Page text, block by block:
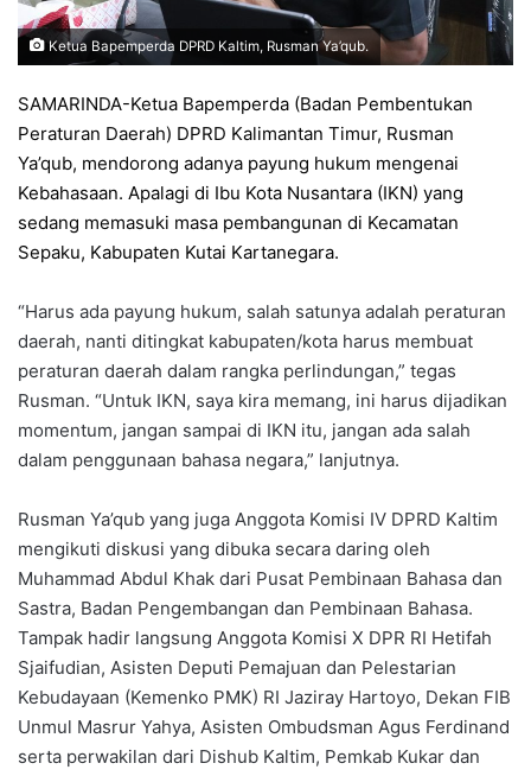
Ketua Bapemperda DPRD Kaltim, Rusman Ya’qub.
SAMARINDA-Ketua Bapemperda (Badan Pembentukan
Peraturan Daerah) DPRD Kalimantan Timur, Rusman
Ya’qub, mendorong adanya payung hukum mengenai
Kebahasaan. Apalagi di Ibu Kota Nusantara (IKN) yang
sedang memasuki masa pembangunan di Kecamatan
Sepaku, Kabupaten Kutai Kartanegara.
“Harus ada payung hukum, salah satunya adalah peraturan
daerah, nanti ditingkat kabupaten/kota harus membuat
peraturan daerah dalam rangka perlindungan,” tegas
Rusman. “Untuk IKN, saya kira memang, ini harus dijadikan
momentum, jangan sampai di IKN itu, jangan ada salah
dalam penggunaan bahasa negara,” lanjutnya.
Rusman Ya’qub yang juga Anggota Komisi IV DPRD Kaltim
mengikuti diskusi yang dibuka secara daring oleh
Muhammad Abdul Khak dari Pusat Pembinaan Bahasa dan
Sastra, Badan Pengembangan dan Pembinaan Bahasa.
Tampak hadir langsung Anggota Komisi X DPR RI Hetifah
Sjaifudian, Asisten Deputi Pemajuan dan Pelestarian
Kebudayaan (Kemenko PMK) RI Jaziray Hartoyo, Dekan FIB
Unmul Masrur Yahya, Asisten Ombudsman Agus Ferdinand
serta perwakilan dari Dishub Kaltim, Pemkab Kukar dan